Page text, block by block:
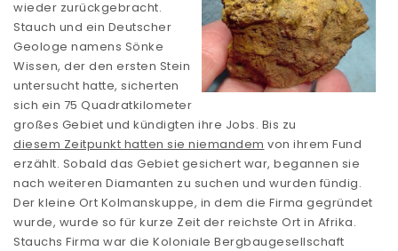
wieder zurückgebracht.
Stauch und ein Deutscher
Geologe namens Sönke
Wissen, der den ersten Stein
untersucht hatte, sicherten
sich ein 75 Quadratkilometer
großes Gebiet und kündigten ihre Jobs. Bis zu
diesem Zeitpunkt hatten sie niemandem von ihrem Fund
erzählt. Sobald das Gebiet gesichert war, begannen sie
nach weiteren Diamanten zu suchen und wurden fündig.
Der kleine Ort Kolmanskuppe, in dem die Firma gegründet
wurde, wurde so für kurze Zeit der reichste Ort in Afrika.
Stauchs Firma war die Koloniale Bergbaugesellschaft